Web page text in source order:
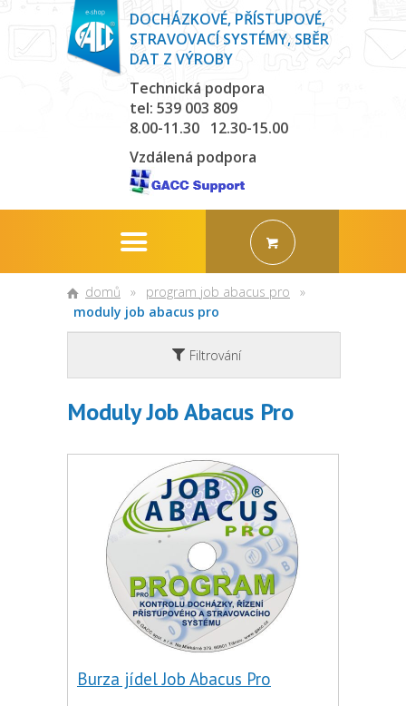
DOCHÁZKOVÉ, PŘÍSTUPOVÉ,
STRAVOVACÍ SYSTÉMY, SBĚR
DAT Z VÝROBY
Technická podpora
tel: 539 003 809
8.00-11.30 12.30-15.00
Vzdálená podpora
domů » program job abacus pro
»
moduly job abacus pro
Filtrování
Moduly Job Abacus Pro
Burza jídel Job Abacus Pro